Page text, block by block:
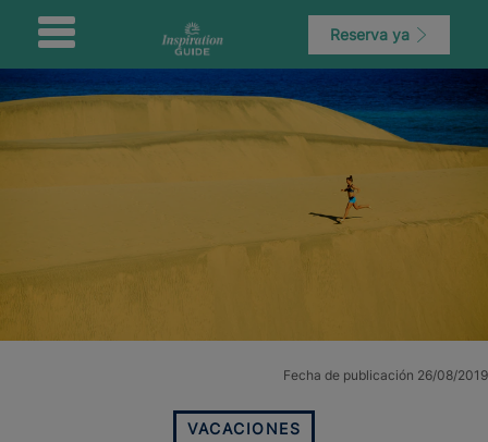
Reserva ya
Fecha de publicación 26/08/2019
VACACIONES